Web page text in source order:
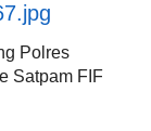
Polres
Satpam FIF